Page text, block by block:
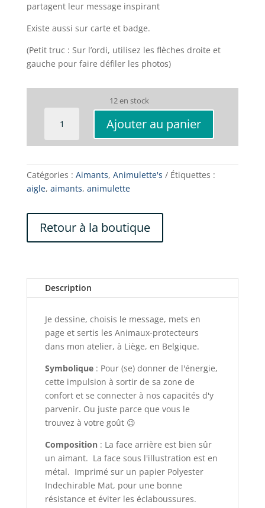
partagent leur message inspirant
Existe aussi sur carte et badge.
(Petit truc : Sur l’ordi, utilisez les flèches droite et
gauche pour faire défiler les photos)
12 en stock
AIMANT
d'or
Ajouter au panier
Catégories : Aimants, Animulette's
Étiquettes :
aigle, aimants, animulette
Retour à la boutique
Description
Je dessine, choisis le message, mets en
page et sertis les Animaux-protecteurs
dans mon atelier, à Liège, en Belgique.
Symbolique : Pour (se) donner de l'énergie,
cette impulsion à sortir de sa zone de
confort et se connecter à nos capacités d'y
parvenir. Ou juste parce que vous le
trouvez à votre goût 😉
Composition: La face arrière est bien sûr
un aimant. La face sous l'illustration est en
métal. Imprimé sur un papier Polyester
Indechirable Mat, pour une bonne
résistance et éviter les éclaboussures.